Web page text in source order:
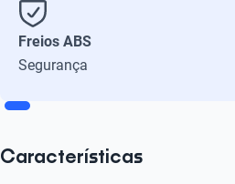
Freios ABS
Segurança
Características